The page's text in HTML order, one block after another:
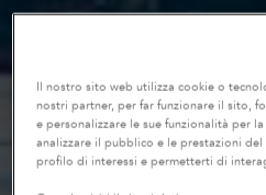
Il nostro sito web utilizza cookie o
nostri partner, per far funzionare il sito,
e personalizzare le sue funzionalità per
analizzare il pubblico e le prestazioni
profilo di interessi e permetterti di